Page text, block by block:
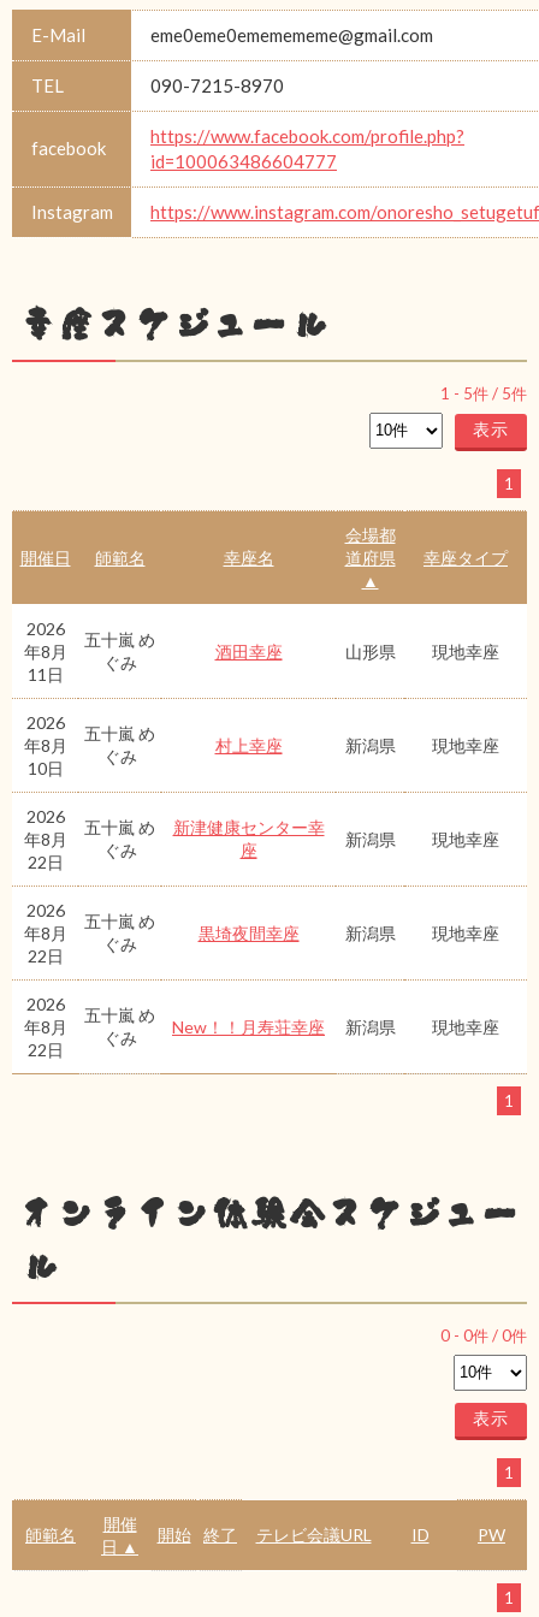
E-Mail eme0eme0ememememe@gmail.com
TEL 090-7215-8970
facebook
https://www.facebook.com/profile.php?
id=100063486604777
Instagram https://www.instagram.com/
幸座スケジュール
1 - 5件 / 5件
1
開催日 師範名 幸座名
会場都
道府県
▲
幸座タイプ
2026
年8月
11日
五十嵐 め
ぐみ
酒田幸座 山形県 現地幸座
2026
年8月
10日
五十嵐 め
ぐみ
村上幸座 新潟県 現地幸座
2026
年8月
22日
五十嵐 め
ぐみ
新津健康センター幸
座
新潟県 現地幸座
2026
年8月
22日
五十嵐 め
ぐみ
黒埼夜間幸座 新潟県 現地幸座
2026
年8月
22日
五十嵐 め
ぐみ
New！！月寿荘幸座 新潟県 現地幸座
1
オンライン体験会スケジュー
ル
0 - 0件 /0件
1
師範名
開催
日 ▲
開始 終了 テレビ会議URL ID PW
1